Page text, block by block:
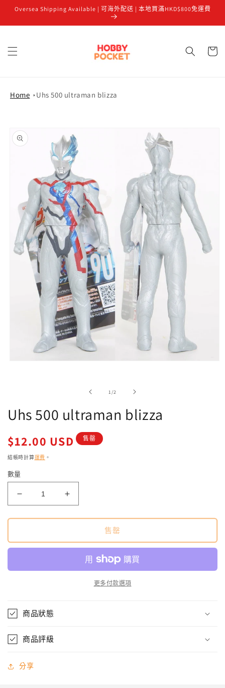
跳至內容
Oversea Shipping Available | 可海外配送 | 本地買滿HKD$800免運費
物
Home Uhs 500 ultraman blizza
略過產品
資訊
多
體
檔
案
1 //2
Uhs 500 ultraman blizza
定
價
$12.00 USD 售罄
結帳時計算運費 。
數量
500
ultraman
數
減
Uhs
500
ultraman
數
增
售罄
更多付款選項
商品狀態
商品評級
分享